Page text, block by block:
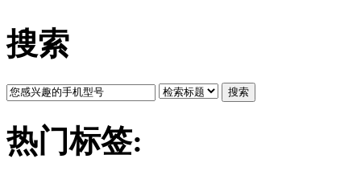
搜索
搜索
热门标签: